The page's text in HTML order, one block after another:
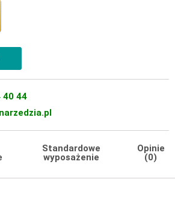
40 44
Standardowe
wyposażenie
Opinie
(0)